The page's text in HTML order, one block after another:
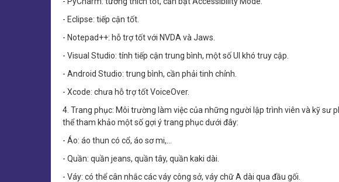
- Eclipse: tiếp cận tốt.
- Notepad++: hỗ trợ tốt với NVDA và Jaws.
- Visual Studio: tính tiếp cận trung bình, một số UI khó truy cập.
- Android Studio: trung bình, cần phải tinh chỉnh.
- Xcode: chưa hỗ trợ tốt VoiceOver.
4. Trang phục: Môi trường làm việc của những người lập trình viên và kỹ
thể tham khảo một số gợi ý trang phục dưới đây:
- Áo: áo thun có cổ, áo sơ mi,…
- Quần: quần jeans, quần tây, quần kaki dài.
- Váy: có thể cân nhắc các váy công sở, váy chữ A dài qua đầu gối.